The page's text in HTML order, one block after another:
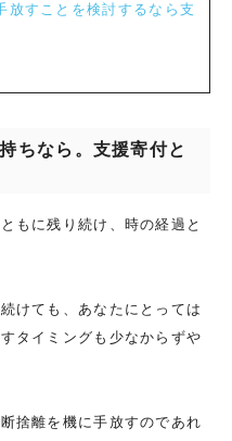
放すことを検討するなら支
ちなら。支援寄付と
もに残り続け、時の経過と
けても、あなたにとっては
タイミングも少なからずや
捨離を機に手放すのであれ